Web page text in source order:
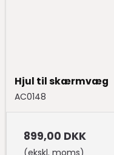
Hjul til skærmvæg
AC0148
899,00 DKK
(ekskl. moms)